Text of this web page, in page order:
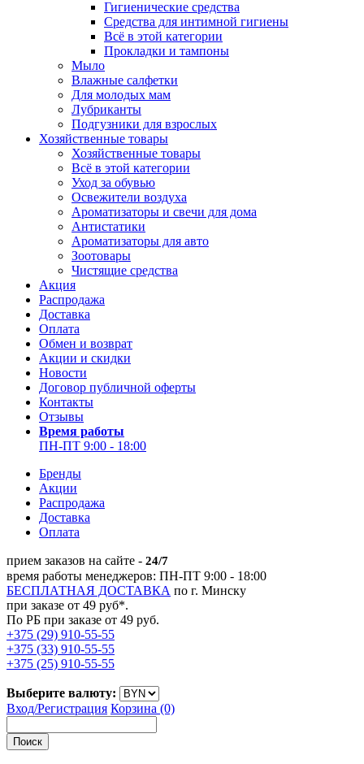
Гигиенические средства
Средства для интимной гигиены
Всё в этой категории
Прокладки и тампоны
Мыло
Влажные салфетки
Для молодых мам
Лубриканты
Подгузники для взрослых
Хозяйственные товары
Хозяйственные товары
Всё в этой категории
Уход за обувью
Освежители воздуха
Ароматизаторы и свечи для дома
Антистатики
Ароматизаторы для авто
Зоотовары
Чистящие средства
Акция
Распродажа
Доставка
Оплата
Обмен и возврат
Акции и скидки
Новости
Договор публичной оферты
Контакты
Отзывы
Время работы
ПН-ПТ 9:00 - 18:00
Бренды
Акции
Распродажа
Доставка
Оплата
прием заказов на сайте - 24/7
время работы менеджеров: ПН-ПТ 9:00 - 18:00
БЕСПЛАТНАЯ ДОСТАВКА по г. Минску
при заказе от 49 руб*.
По РБ при заказе от 49 руб.
+375 (29) 910-55-55
+375 (33) 910-55-55
+375 (25) 910-55-55
Выберите валюту:
Вход/Регистрация Корзина (0)
Поиск